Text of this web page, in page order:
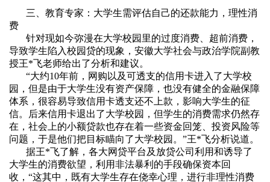
三、教育专家：大学生需评估自己的还款能力，理性消
费
针对现如今弥漫在大学校园里的过度消费、超前消费，
导致学生陷入校园贷的现象，安徽大学社会与政治学院副教
授王*飞老师给出了分析和建议。
“大约10年前，网购以及可透支的信用卡进入了大学校
园，但是由于大学生没有资产保障，也没有健全的金融保障
体系，很容易导致信用卡透支还不上款，影响大学生的征
信。后来信用卡退出了大学校园，但学生的消费需求仍然存
在，社会上的小额贷款也存在着一些资金回笼、投资风险等
问题，于是他们把目标瞄向了大学校园。 ”王*飞分析说道。
据王*飞了解，各大网贷平台及放贷公司利用和诱导了
大学生的消费欲望，利用非法暴利的手段确保资本回
收， “这其中，既有大学生存在侥幸心理，进行非理性消费